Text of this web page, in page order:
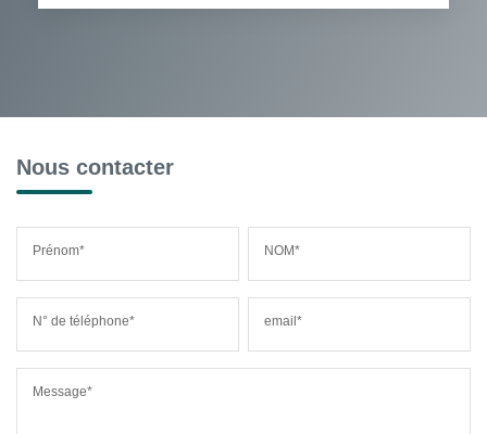
Nous contacter
Prénom* NOM*
N° de téléphone* email*
Message*